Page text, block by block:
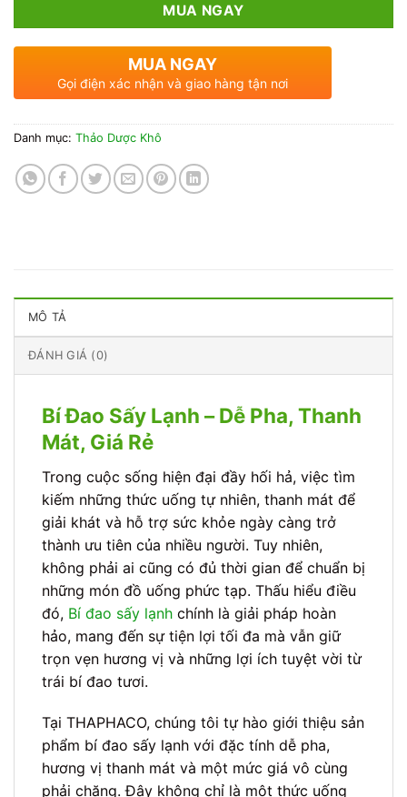
MUA NGAY
MUA NGAY
Gọi điện xác nhận và giao hàng tận nơi
Danh mục: Thảo Dược Khô
MÔ TẢ
ĐÁNH GIÁ (0)
Bí Đao Sấy Lạnh – Dễ Pha, Thanh
Mát, Giá Rẻ
Trong cuộc sống hiện đại đầy hối hả, việc tìm
kiếm những thức uống tự nhiên, thanh mát để
giải khát và hỗ trợ sức khỏe ngày càng trở
thành ưu tiên của nhiều người. Tuy nhiên,
không phải ai cũng có đủ thời gian để chuẩn bị
những món đồ uống phức tạp. Thấu hiểu điều
đó, Bí đao sấy lạnh chính là giải pháp hoàn
hảo, mang đến sự tiện lợi tối đa mà vẫn giữ
trọn vẹn hương vị và những lợi ích tuyệt vời từ
trái bí đao tươi.
Tại THAPHACO, chúng tôi tự hào giới thiệu sản
phẩm bí đao sấy lạnh với đặc tính dễ pha,
hương vị thanh mát và một mức giá vô cùng
phải chăng. Đây không chỉ là một thức uống